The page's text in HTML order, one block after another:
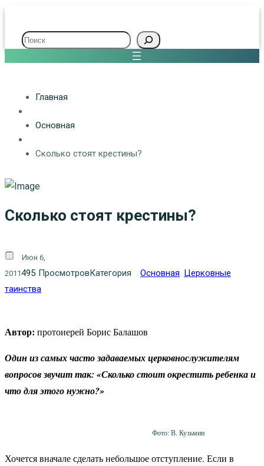
Поиск
Главная
Основная
Сколько стоят крестины?
Сколько стоят крестины?
Июн 6,
2011495 ПросмотровКатегория Основная Церковные
таинства
Автор: протоиерей Борис Балашов
Один из самых часто задаваемых церковнослужителям
вопросов звучит так: «Сколько стоит окрестить ребенка и
что для этого нужно?»
Фото: В. Кузьмин
Хочется вначале сделать небольшое отступление. Если в